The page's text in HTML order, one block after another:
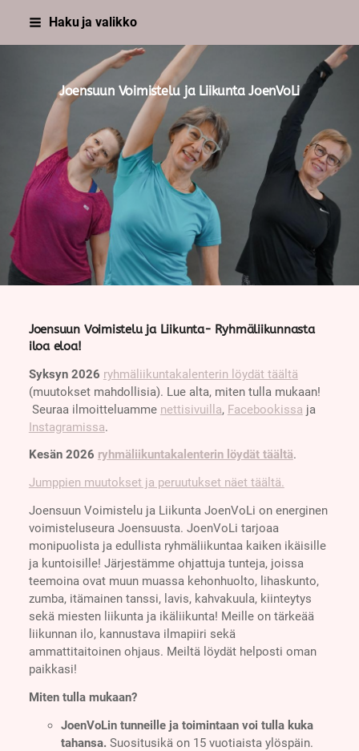
Siirry
Haku ja valikko
Joensuun Voimistelu ja Liikunta JoenVoLi
Joensuun Voimistelu ja Liikunta- Ryhmäliikunnasta
iloa eloa!
Syksyn 2026 ryhmäliikuntakalenterin löydät täältä
(muutokset mahdollisia). Lue alta, miten tulla mukaan!
Seuraa ilmoitteluamme nettisivuilla, Facebookissa ja
Instagramissa.
Kesän 2026 ryhmäliikuntakalenterin löydät täältä.
Jumppien muutokset ja peruutukset näet täältä.
Joensuun Voimistelu ja Liikunta JoenVoLi on energinen
voimisteluseura Joensuusta. JoenVoLi tarjoaa
monipuolista ja edullista ryhmäliikuntaa kaiken ikäisille
ja kuntoisille! Järjestämme ohjattuja tunteja, joissa
teemoina ovat muun muassa kehonhuolto, lihaskunto,
zumba, itämainen tanssi, lavis, kahvakuula, kiinteytys
sekä miesten liikunta ja ikäliikunta! Meille on tärkeää
liikunnan ilo, kannustava ilmapiiri sekä
ammattitaitoinen ohjaus. Meiltä löydät helposti oman
paikkasi!
Miten tulla mukaan?
JoenVoLin tunneille ja toimintaan voi tulla kuka
tahansa.Suositusikä on 15 vuotiaista ylöspäin.